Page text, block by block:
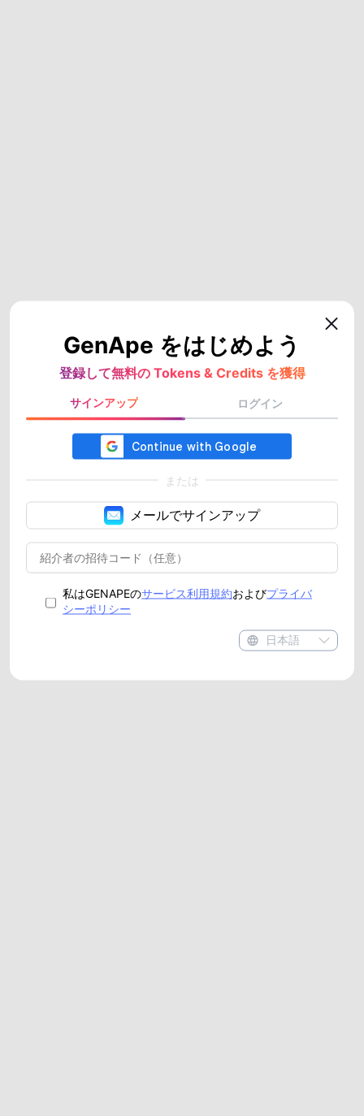
GenApe をはじめよう
登録して無料の Tokens & Credits を獲得
サインアップ ログイン
または
メールでサインアップ
私はGENAPEのサービス利用規約およびプライバ
シーポリシー
日本語